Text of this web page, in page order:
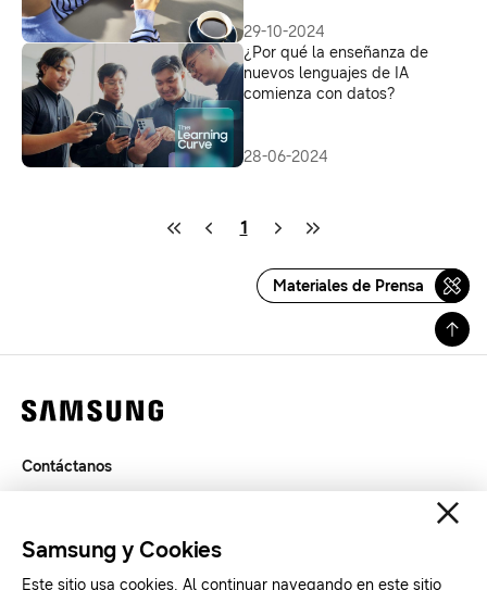
29-10-2024
¿Por qué la enseñanza de
nuevos lenguajes de IA
comienza con datos?
28-06-2024
1
Materiales de Prensa
Contáctanos
SAMSUNG.COM
Samsung y Cookies
Este sitio usa cookies. Al continuar navegando en este sitio